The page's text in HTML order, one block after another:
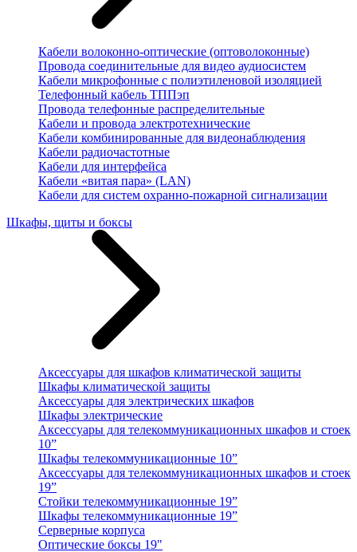
Кабели волоконно-оптические (оптоволоконные)
Провода соединительные для видео аудиосистем
Кабели микрофонные с полиэтиленовой изоляцией
Телефонный кабель ТППэп
Провода телефонные распределительные
Кабели и провода электротехнические
Кабели комбинированные для видеонаблюдения
Кабели радиочастотные
Кабели для интерфейса
Кабели «витая пара» (LAN)
Кабели для систем охранно-пожарной сигнализации
Шкафы, щиты и боксы
Аксессуары для шкафов климатической защиты
Шкафы климатической защиты
Аксессуары для электрических шкафов
Шкафы электрические
Аксессуары для телекоммуникационных шкафов и стоек
10”
Шкафы телекоммуникационные 10”
Аксессуары для телекоммуникационных шкафов и стоек
19”
Стойки телекоммуникационные 19”
Шкафы телекоммуникационные 19”
Серверные корпуса
Оптические боксы 19"